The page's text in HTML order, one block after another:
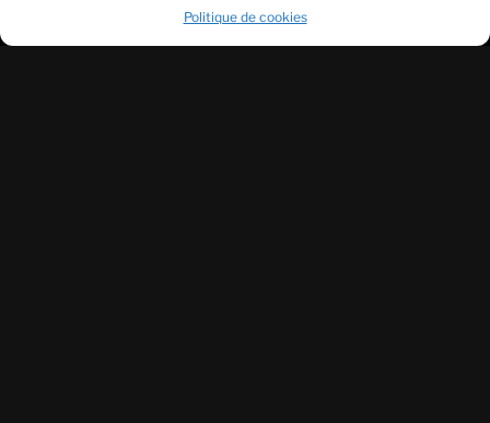
Politique de cookies